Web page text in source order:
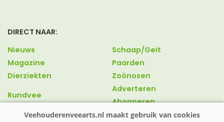
DIRECT NAAR:
Nieuws
Magazine
Dierziekten
Rundvee
Schaap/Geit
Paarden
Zoönosen
Adverteren
Abonneren
Over ons